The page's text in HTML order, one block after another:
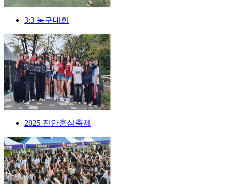
3:3 농구대회
2025 진안홍삼축제